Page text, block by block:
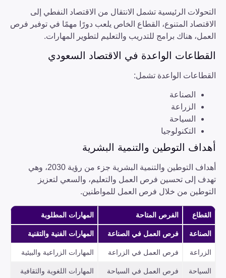
التحولات الرئيسية تشمل الانتقال من الاقتصاد النفطي إلى
الاقتصاد المتنوع، القطاع الخاص يلعب دورًا مهمًا في توفير فرص
العمل، هناك برامج للتدريب والتعليم لتطوير المهارات.
القطاعات الواعدة في الاقتصاد السعودي
القطاعات الواعدة تشمل:
الصناعة
الزراعة
السياحة
التكنولوجيا
أهداف التوطين والتنمية البشرية
أهداف التوطين والتنمية البشرية جزء من رؤية 2030، وهي
تهدف إلى تحسين فرص العمل والتعليم، والسعي لتعزيز
التوطين من خلال فرص العمل للمواطنين.
القطاع الفرص المتاحة المهارات المطلوبة
الصناعة فرص العمل في الصناعة المهارات الفنية والتقنية
الزراعة فرص العمل في الزراعة المهارات الزراعية والبيئية
السياحة فرص العمل في السياحة المهارات اللغوية والثقافية